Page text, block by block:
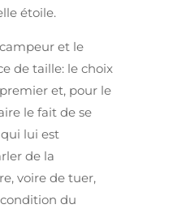
étoile.
et le
de taille: le choix
et, pour le
le fait de se
lui est
de la
voire de tuer,
du